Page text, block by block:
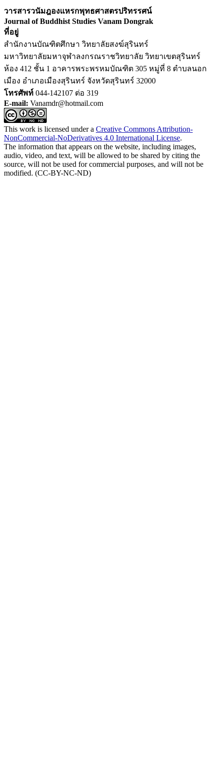
วารสารวนัมฎองแหรกพุทธศาสตรปริทรรศน์
Journal of Buddhist Studies Vanam Dongrak
ที่อยู่
สำนักงานบัณฑิตศึกษา วิทยาลัยสงฆ์สุรินทร์
มหาวิทยาลัยมหาจุฬาลงกรณราชวิทยาลัย วิทยาเขตสุรินทร์
ห้อง 412 ชั้น 1 อาคารพระพรหมบัณฑิต 305 หมู่ที่ 8 ตำบลนอก
เมือง อำเภอเมืองสุรินทร์ จังหวัดสุรินทร์ 32000
โทรศัพท์ 044-142107 ต่อ 319
E-mail: Vanamdr@hotmail.com
This work is licensed under a Creative Commons Attribution-
NonCommercial-NoDerivatives 4.0 International License.
The information that appears on the website, including images,
audio, video, and text, will be allowed to be shared by citing the
source, will not be used for commercial purposes, and will not be
modified. (CC-BY-NC-ND)